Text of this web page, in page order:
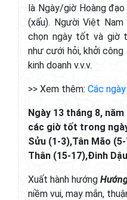
là Ngày/giờ Hoàng
(xấu). Người Việt
chọn ngày tốt và giờ
như cưới hỏi, khởi công
kinh doanh v.v.v.
>> Xem thêm: Các
Ngày 13 tháng 8,
các giờ tốt trong
Sửu (1-3),Tân Mão
Thân (15-17),Đinh
Xuất hành hướng
niềm vui, may mắn,